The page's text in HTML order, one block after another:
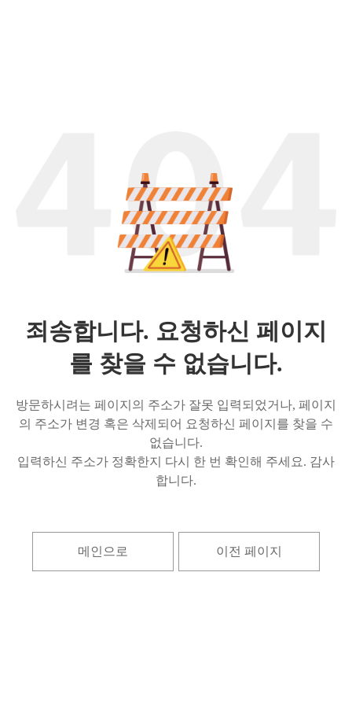
죄송합니다. 요청하신 페이지
를 찾을 수 없습니다.
방문하시려는 페이지의 주소가 잘못 입력되었거나, 페이지
의 주소가 변경 혹은 삭제되어 요청하신 페이지를 찾을 수
없습니다.
입력하신 주소가 정확한지 다시 한 번 확인해 주세요. 감사
합니다.
메인으로 이전 페이지